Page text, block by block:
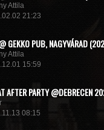
Attila
21:23
GEKKO PUB, NAGYVÁRAD
Attila
15:59
AFTER PARTY @DEBRECEN
08:15